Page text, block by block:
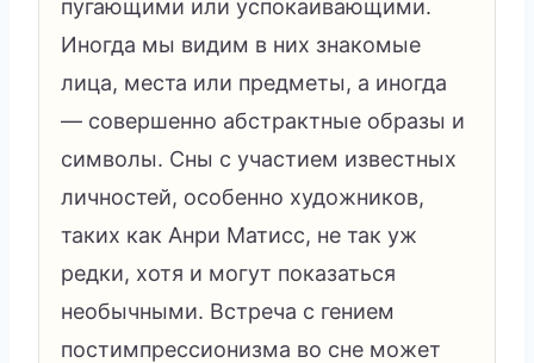
пугающими или успокаивающими.
Иногда мы видим в них знакомые
лица, места или предметы, а иногда
— совершенно абстрактные образы и
символы. Сны с участием известных
личностей, особенно художников,
таких как Анри Матисс, не так уж
редки, хотя и могут показаться
необычными. Встреча с гением
постимпрессионизма во сне может